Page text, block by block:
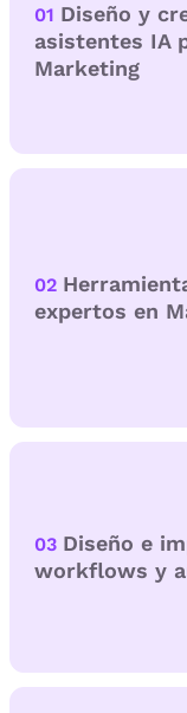
01 Diseño y
asistentes IA
Marketing
02
expertos en
03 Diseño e
workflows y